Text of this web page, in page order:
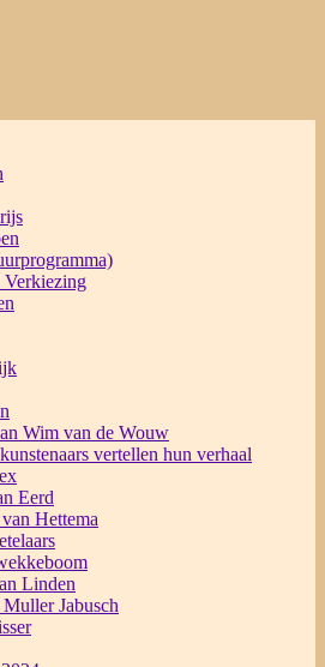
Verkiezing
Wim van de Wouw
vertellen hun verhaal
Eerd
Hettema
Linden
Jabusch